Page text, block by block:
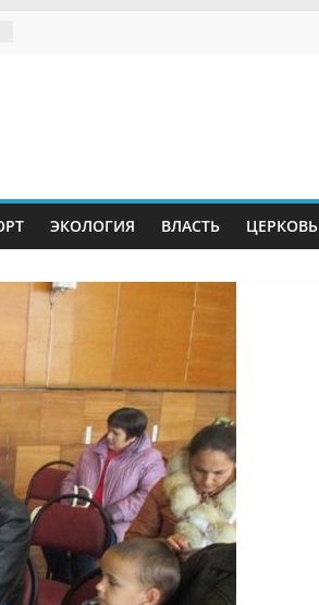
ЭКОЛОГИЯ ВЛАСТЬ ЦЕРКОВЬ